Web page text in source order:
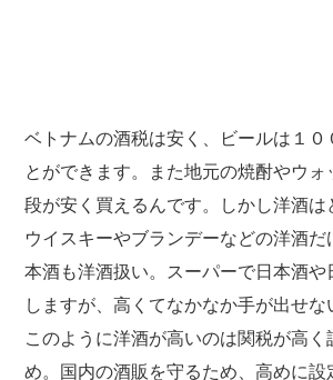
ベトナムの酒税は安く、ビールは１０
とができます。また地元の焼酎やウォ
段が安く買えるんです。しかし洋酒は
ウイスキーやブランデーなどの洋酒だ
本酒も洋酒扱い。スーパーで日本酒や
しますが、高くてなかなか手が出せな
このように洋酒が高いのは関税が高く
め。国内の酒販を守るため、高めに設